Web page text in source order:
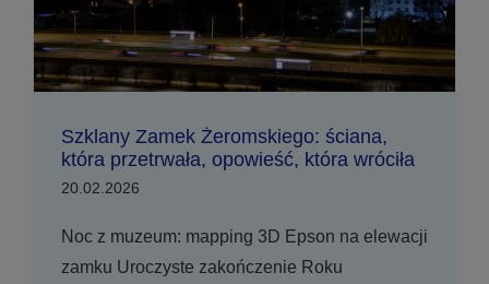
Szklany Zamek Żeromskiego: ściana,
która przetrwała, opowieść, która wróciła
20.02.2026
Noc z muzeum: mapping 3D Epson na elewacji
zamku Uroczyste zakończenie Roku